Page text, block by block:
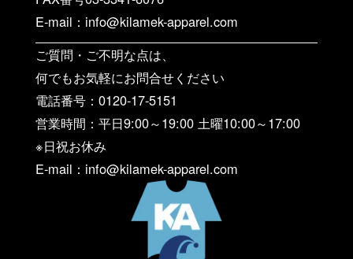
E-mail：info@kilamek-apparel.com
ご質問・ご不明な点は、
何でもお気軽にお問合せください
電話番号：0120-17-5151
営業時間：平日9:00～19:00 土曜10:00～17:00
※日祝お休み
E-mail：info@kilamek-apparel.com